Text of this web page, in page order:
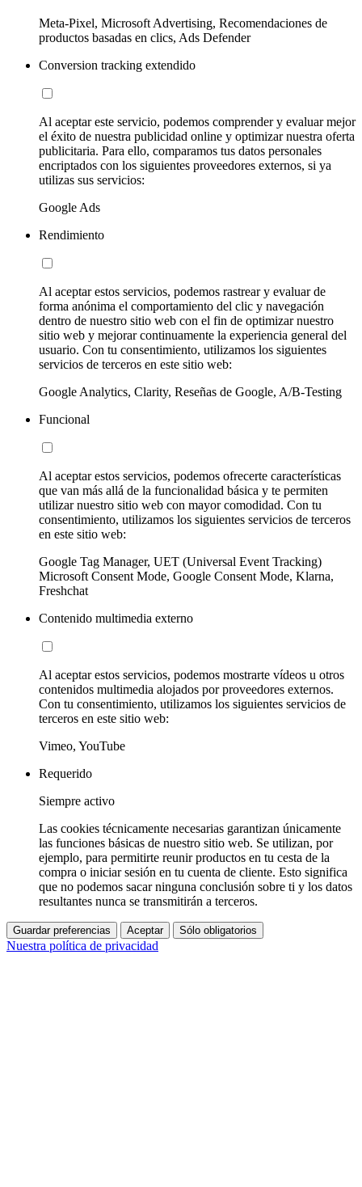
Meta-Pixel, Microsoft Advertising, Recomendaciones de
productos basadas en clics, Ads Defender
Conversion tracking extendido
Al aceptar este servicio, podemos comprender y evaluar mejor
el éxito de nuestra publicidad online y optimizar nuestra oferta
publicitaria. Para ello, comparamos tus datos personales
encriptados con los siguientes proveedores externos, si ya
utilizas sus servicios:
Google Ads
Rendimiento
Al aceptar estos servicios, podemos rastrear y evaluar de
forma anónima el comportamiento del clic y navegación
dentro de nuestro sitio web con el fin de optimizar nuestro
sitio web y mejorar continuamente la experiencia general del
usuario. Con tu consentimiento, utilizamos los siguientes
servicios de terceros en este sitio web:
Google Analytics, Clarity, Reseñas de Google, A/B-Testing
Funcional
Al aceptar estos servicios, podemos ofrecerte características
que van más allá de la funcionalidad básica y te permiten
utilizar nuestro sitio web con mayor comodidad. Con tu
consentimiento, utilizamos los siguientes servicios de terceros
en este sitio web:
Google Tag Manager, UET (Universal Event Tracking)
Microsoft Consent Mode, Google Consent Mode, Klarna,
Freshchat
Contenido multimedia externo
Al aceptar estos servicios, podemos mostrarte vídeos u otros
contenidos multimedia alojados por proveedores externos.
Con tu consentimiento, utilizamos los siguientes servicios de
terceros en este sitio web:
Vimeo, YouTube
Requerido
Siempre activo
Las cookies técnicamente necesarias garantizan únicamente
las funciones básicas de nuestro sitio web. Se utilizan, por
ejemplo, para permitirte reunir productos en tu cesta de la
compra o iniciar sesión en tu cuenta de cliente. Esto significa
que no podemos sacar ninguna conclusión sobre ti y los datos
resultantes nunca se transmitirán a terceros.
Guardar preferencias Aceptar Sólo obligatorios
Nuestra política de privacidad